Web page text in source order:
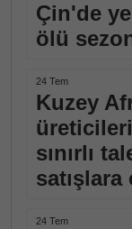
Çin'de
ölü
24 Tem
Kuzey
sınırlı
satışlara
24 Tem